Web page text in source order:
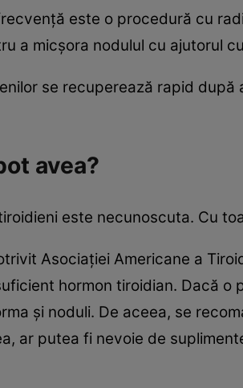
este o procedură cu
a micșora nodulul cu ajutorul
se recuperează rapid
avea?
este necunoscuta. Cu
Asociației Americane a
hormon tiroidian. Dacă
și noduli. De aceea, se
ar putea fi nevoie de